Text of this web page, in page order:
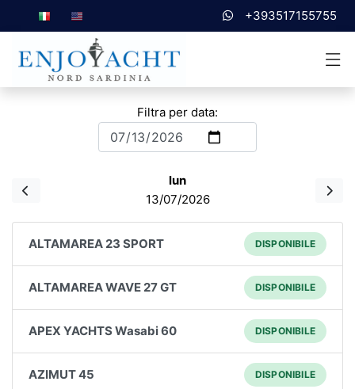
+393517155755
Filtra per data:
lun
13/07/2026
ALTAMAREA 23 SPORT DISPONIBILE
ALTAMAREA WAVE 27 GT DISPONIBILE
APEX YACHTS Wasabi 60 DISPONIBILE
AZIMUT 45 DISPONIBILE